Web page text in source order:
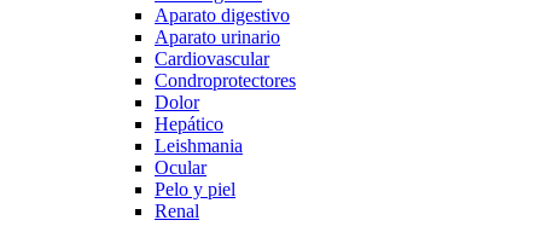
Aparato digestivo
Aparato urinario
Cardiovascular
Condroprotectores
Dolor
Hepático
Leishmania
Ocular
Pelo y piel
Renal